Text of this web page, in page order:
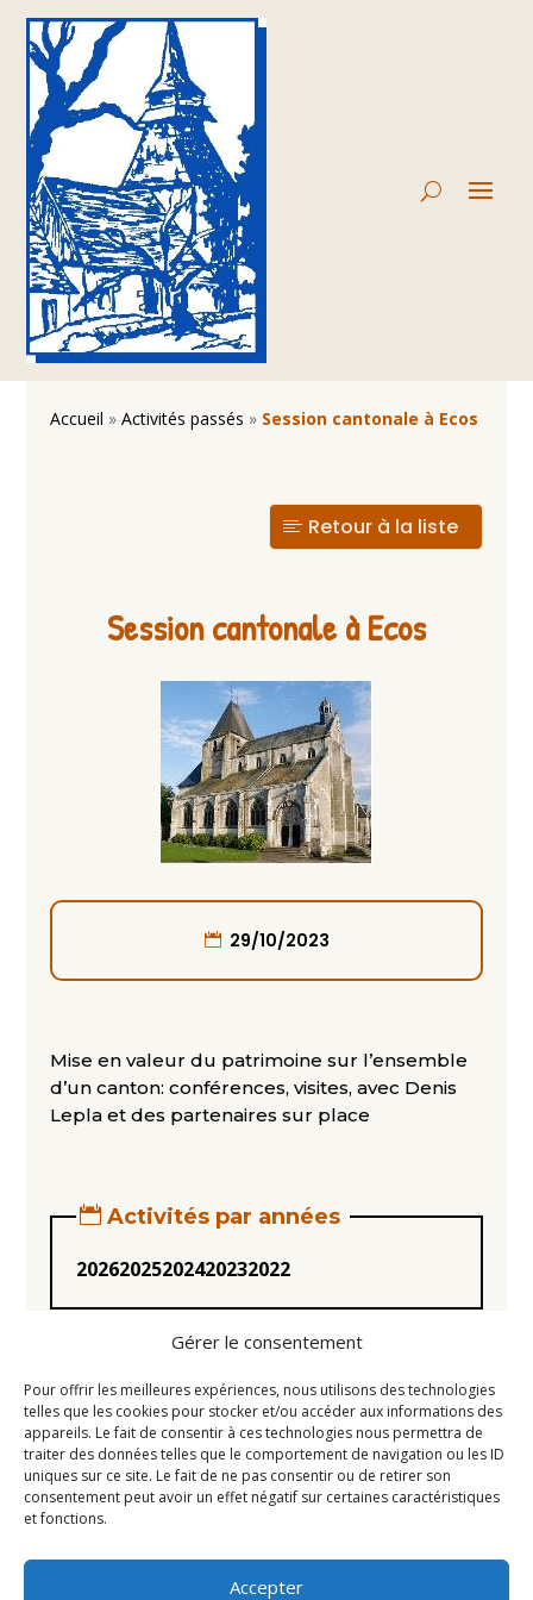
Gérer le consentement
Pour offrir les meilleures expériences, nous utilisons des technologies
telles que les cookies pour stocker et/ou accéder aux informations des
appareils. Le fait de consentir à ces technologies nous permettra de
traiter des données telles que le comportement de navigation ou les ID
uniques sur ce site. Le fait de ne pas consentir ou de retirer son
consentement peut avoir un effet négatif sur certaines caractéristiques
et fonctions.
Accepter
Accueil »Activités passés » Session cantonale à Ecos
Retour à la liste
Session cantonale à Ecos
29/10/2023
Mise en valeur du patrimoine sur l’ensemble
d’un canton: conférences, visites, avec Denis
Lepla et des partenaires sur place
Activités par années
20262025202420232022
Statuts
Règlement intérieur
Mentions légales
Liens utiles